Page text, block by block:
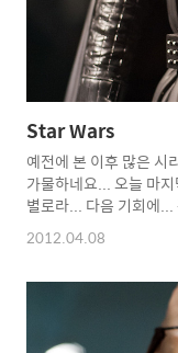
Star Wars
예전에 본 이후 많은 시
가물하네요... 오늘 마
별로라... 다음 기회에
니 그때에...^^ 영화의
별전시회 스타워즈 편
2012.04.08